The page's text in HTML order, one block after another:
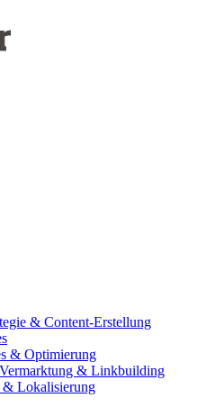
& Content-Erstellung
& Optimierung
& Linkbuilding
& Lokalisierung